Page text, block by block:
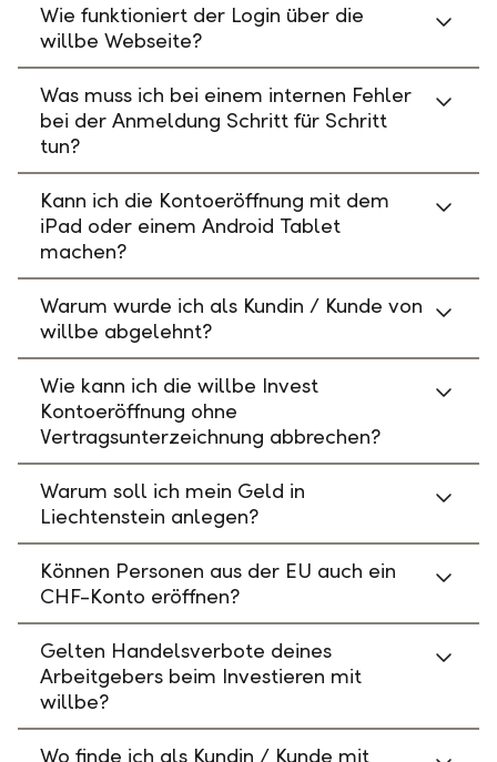
Wie funktioniert der Login über die
willbe Webseite?
Was muss ich bei einem internen Fehler
bei der Anmeldung Schritt für Schritt
tun?
Kann ich die Kontoeröffnung mit dem
iPad oder einem Android Tablet
machen?
Warum wurde ich als Kundin / Kunde von
willbe abgelehnt?
Wie kann ich die willbe Invest
Kontoeröffnung ohne
Vertragsunterzeichnung abbrechen?
Warum soll ich mein Geld in
Liechtenstein anlegen?
Können Personen aus der EU auch ein
CHF-Konto eröffnen?
Gelten Handelsverbote deines
Arbeitgebers beim Investieren mit
willbe?
Wo finde ich als Kundin / Kunde mit